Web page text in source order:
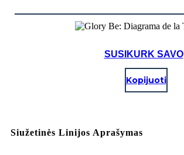
SUSIKURK SAVO
Kopijuoti
Siužetinės Linijos Aprašymas